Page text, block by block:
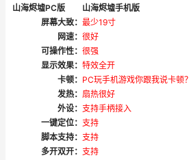
山海烬墟PC版
山海烬墟手机版
屏幕大致： 最少19寸
网速： 很好
可操作性： 很强
显示效果： 特效全开
卡顿： PC玩手机游戏你跟我说卡顿？
发热： 扇热很好
外设： 支持手柄接入
一键定位： 支持
脚本支持： 支持
多开双开： 支持